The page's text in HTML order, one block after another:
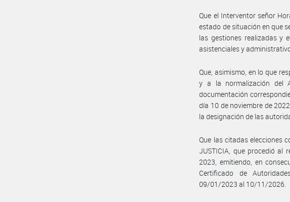
Que el Interventor señor
estado de situación en que
las gestiones realizadas y
asistenciales y
Que, asimismo, en lo que
y a la normalización del
documentación
día 10 de noviembre de
la designación de las
Que las citadas elecciones
JUSTICIA, que procedió al
2023, emitiendo, en
Certificado de
09/01/2023 al 10/11/2026.